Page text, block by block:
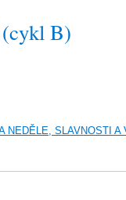
(cykl B)
NEDĚLE, SLAVNOSTI A